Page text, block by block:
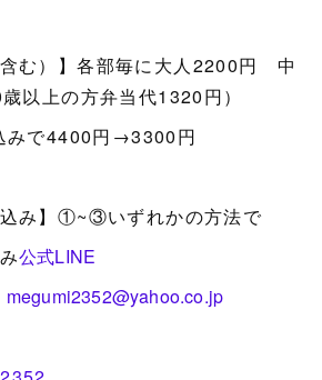
含む）】各部毎に大人2200円 中
以上の方弁当代1320円）
みで4400円→3300円
込み】①~③いずれかの方法で
公式LINE
megumi2352@yahoo.co.jp